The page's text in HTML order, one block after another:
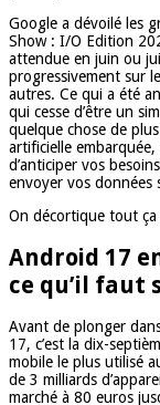
Google a dévoilé les
Show : I/O Edition
attendue en juin ou
progressivement sur
autres. Ce qui a été
qui cesse d’être un
quelque chose de
artificielle
d’anticiper vos
envoyer vos données
On décortique tout
Android 17
ce qu’il faut
Avant de plonger
17, c’est la dix-
mobile le plus utilisé
de 3 milliards
marché à 80 euros